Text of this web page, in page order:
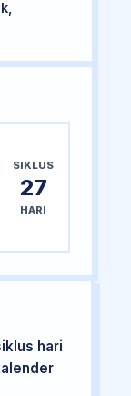
SIKLUS
27
HARI
hari